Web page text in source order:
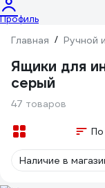
Профиль
Главная / Ручной
Ящики для
серый
47 товаров
По
Наличие в